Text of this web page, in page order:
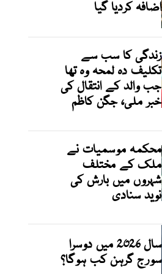
اضافہ کردیا گیا
زندگی کا سب سے
تکلیف دہ لمحہ وہ تھا
جب والد کے انتقال کی
خبر ملی، جگن کاظم
محکمہ موسمیات نے
ملک کے مختلف
شہروں میں بارش کی
نوید سنادی
سال 2026 میں دوسرا
سورج گرہن کب ہوگا؟